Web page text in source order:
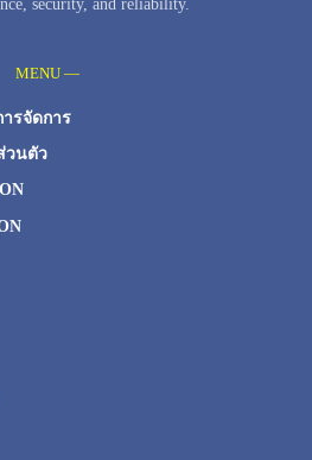
security, and reliability.
MENU —
ารจัดการ
วนตัว